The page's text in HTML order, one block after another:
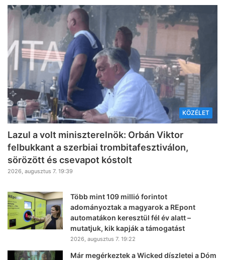
KÖZÉLET
Lazul a volt miniszterelnök: Orbán Viktor
felbukkant a szerbiai trombitafesztiválon,
sörözött és csevapot kóstolt
2026, augusztus 7. 19:39
Több mint 109 millió forintot
adományoztak a magyarok a REpont
automatákon keresztül fél év alatt –
mutatjuk, kik kapják a támogatást
2026, augusztus 7. 19:22
Már megérkeztek a Wicked díszletei a Dóm